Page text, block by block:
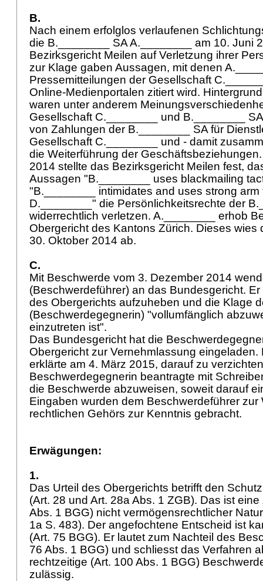
B.
Nach einem erfolglos verlaufenen
die B.________ SA A.________ am 10. Juni
Bezirksgericht Meilen auf Verletzung ihrer
zur Klage gaben Aussagen, mit denen
Pressemitteilungen der Gesellschaft
Online-Medienportalen zitiert wird.
waren unter anderem
Gesellschaft C.________ und B.________
von Zahlungen der B.________ SA für
Gesellschaft C.________ und - damit
die Weiterführung der
2014 stellte das Bezirksgericht Meilen fest,
Aussagen "B.________ uses blackmailing
"B.________ intimidates and uses strong arm
D.________" die Persönlichkeitsrechte der
widerrechtlich verletzen. A.________ erhob
Obergericht des Kantons Zürich. Dieses wies
30. Oktober 2014 ab.
C.
Mit Beschwerde vom 3. Dezember 2014
(Beschwerdeführer) an das Bundesgericht.
des Obergerichts aufzuheben und die Klage
(Beschwerdegegnerin) "vollumfänglich
einzutreten ist".
Das Bundesgericht hat die
Obergericht zur Vernehmlassung eingeladen.
erklärte am 4. März 2015, darauf zu
Beschwerdegegnerin beantragte mit
die Beschwerde abzuweisen, soweit darauf
Eingaben wurden dem Beschwerdeführer zur
rechtlichen Gehörs zur Kenntnis gebracht.
Erwägungen:
1.
Das Urteil des Obergerichts betrifft den
(Art. 28 und Art. 28a Abs. 1 ZGB). Das ist
Abs. 1 BGG) nicht vermögensrechtlicher
1a S. 483). Der angefochtene Entscheid ist
(Art. 75 BGG). Er lautet zum Nachteil des
76 Abs. 1 BGG) und schliesst das Verfahren
rechtzeitige (Art. 100 Abs. 1 BGG)
zulässig.